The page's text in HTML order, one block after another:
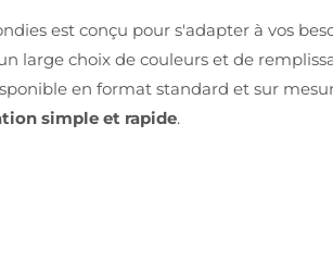
est conçu pour s'adapter à vos
large choix de couleurs et de
en format standard et sur
simple et rapide.